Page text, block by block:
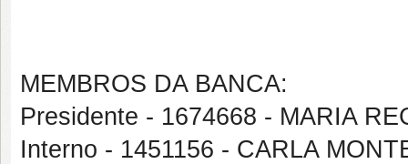
MEMBROS DA BANCA:
Presidente - 1674668 - MARIA
Interno - 1451156 - CARLA